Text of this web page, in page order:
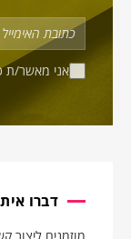
אני מאשר/ת
דברו